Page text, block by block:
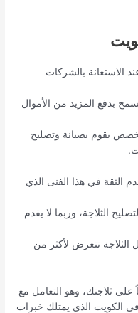
الاستعانة بالشركات
بدفع المزيد من الأموال
يقوم بصيانة وتصليح
الثقة في هذا الفنى الذي
الثلاجة، وربما لا يقدم
الثلاجة تتعرض لأكثر من
على ثلاجتك، وهو التعامل مع
في الكويت الذي يمتلك خبرات